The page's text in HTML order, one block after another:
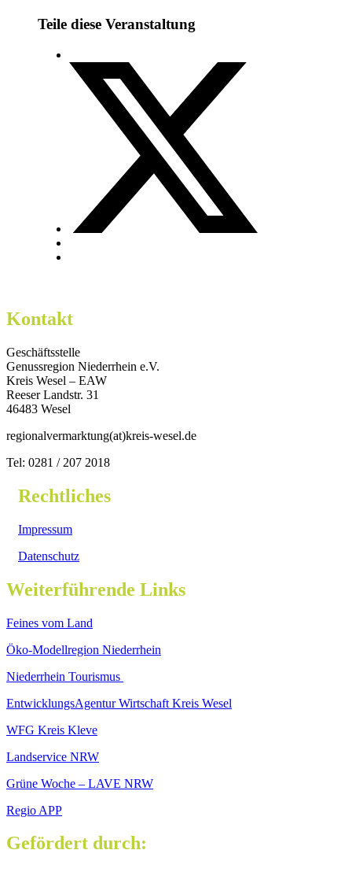
Teile diese Veranstaltung
Kontakt
Geschäftsstelle
Genussregion Niederrhein e.V.
Kreis Wesel – EAW
Reeser Landstr. 31
46483 Wesel
regionalvermarktung(at)kreis-wesel.de
Tel: 0281 / 207 2018
Rechtliches
Impressum
Datenschutz
Weiterführende Links
Feines vom Land
Öko-Modellregion Niederrhein
Niederrhein Tourismus
EntwicklungsAgentur Wirtschaft Kreis Wesel
WFG Kreis Kleve
Landservice NRW
Grüne Woche – LAVE NRW
Regio APP
Gefördert durch: